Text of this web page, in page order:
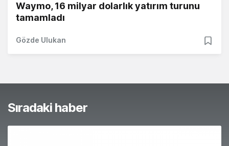
Waymo, 16 milyar dolarlık yatırım turunu
tamamladı
Gözde Ulukan
Sıradaki haber